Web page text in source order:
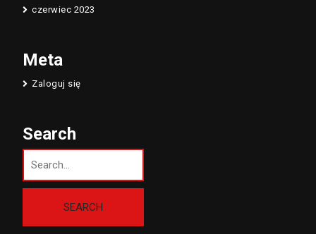
czerwiec 2023
Meta
Zaloguj się
Search